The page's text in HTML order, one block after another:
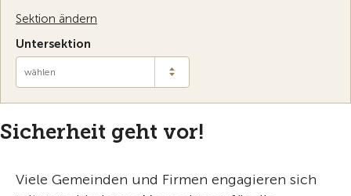
Sektion ändern
Untersektion
wählen
Sicherheit geht vor!
Viele Gemeinden und Firmen engagieren sich